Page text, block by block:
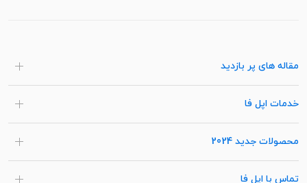
مقاله های پر بازدید
خدمات اپل فا
محصولات جدید 2024
تماس با اپل فا